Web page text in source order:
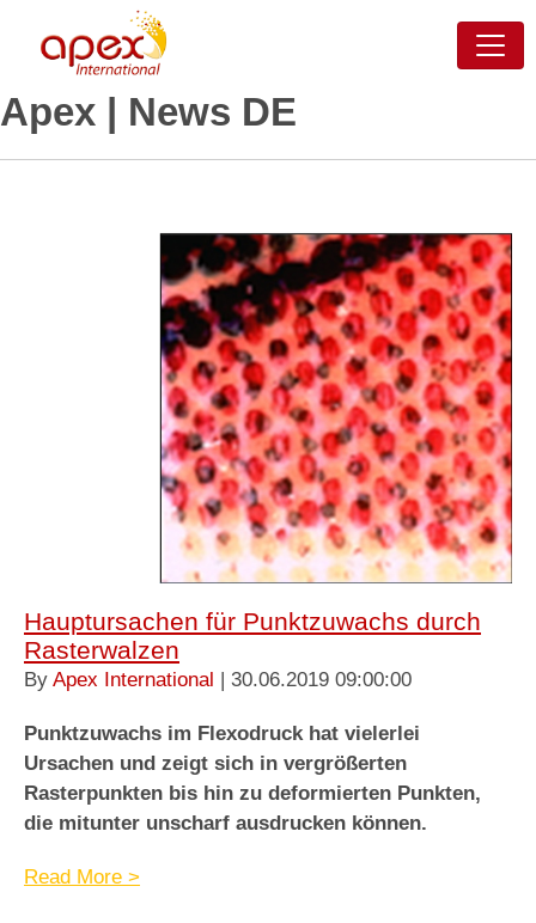
Apex | News DE
Hauptursachen für Punktzuwachs durch
Rasterwalzen
By Apex International | 30.06.2019 09:00:00
Punktzuwachs im Flexodruck hat vielerlei
Ursachen und zeigt sich in vergrößerten
Rasterpunkten bis hin zu deformierten Punkten,
die mitunter unscharf ausdrucken können.
Read More >